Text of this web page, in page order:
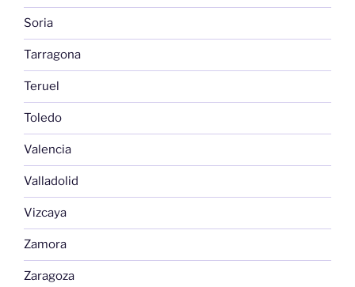
Soria
Tarragona
Teruel
Toledo
Valencia
Valladolid
Vizcaya
Zamora
Zaragoza